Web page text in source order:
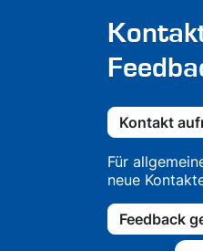
Kontakt
Für
neue
Feedback